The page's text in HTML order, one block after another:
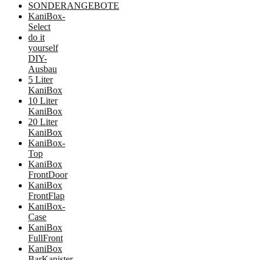
SONDERANGEBOTE
KaniBox-
Select
do it
yourself
DIY-
Ausbau
5 Liter
KaniBox
10 Liter
KaniBox
20 Liter
KaniBox
KaniBox-
Top
KaniBox
FrontDoor
KaniBox
FrontFlap
KaniBox-
Case
KaniBox
FullFront
KaniBox